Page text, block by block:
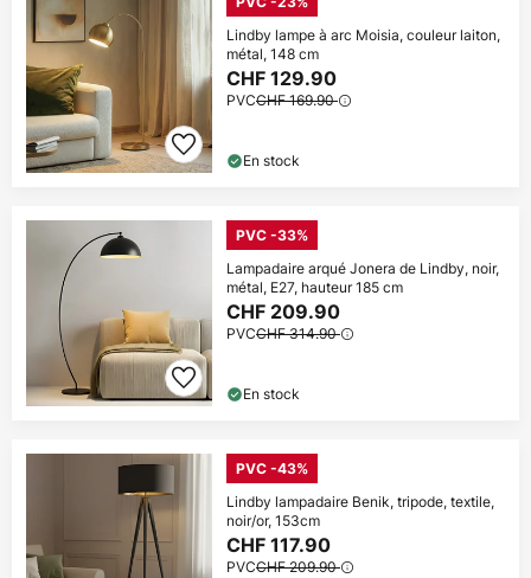
Lindby lampe à arc Moisia, couleur laiton,
métal, 148 cm
CHF 129.90
PVCCHF 169.90
En stock
PVC -33%
Lampadaire arqué Jonera de Lindby, noir,
métal, E27, hauteur 185 cm
CHF 209.90
PVCCHF 314.90
En stock
PVC -43%
Lindby lampadaire Benik, tripode, textile,
noir/or, 153cm
CHF 117.90
PVCCHF 209.90